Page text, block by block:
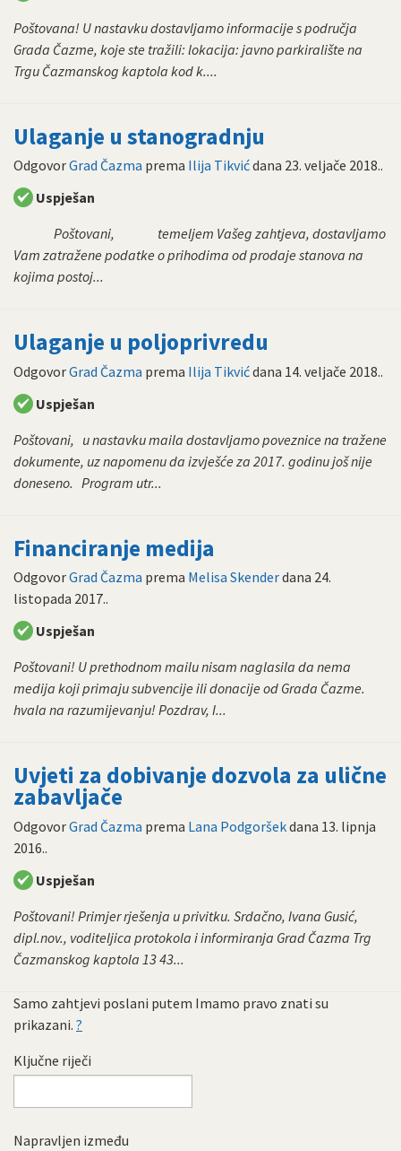
Poštovana! U nastavku dostavljamo informacije s područja
Grada Čazme, koje ste tražili: lokacija: javno parkiralište na
Trgu Čazmanskog kaptola kod k....
Ulaganje u stanogradnju
OdgovorGrad Čazma prema Ilija Tikvićdana 23. veljače 2018..
Uspješan
Poštovani, temeljem Vašeg zahtjeva, dostavljamo
Vam zatražene podatke o prihodima od prodaje stanova na
kojima postoj...
Ulaganje u poljoprivredu
OdgovorGrad Čazma prema Ilija Tikvićdana 14. veljače 2018..
Uspješan
Poštovani, u nastavku maila dostavljamo poveznice na tražene
dokumente, uz napomenu da izvješće za 2017. godinu još nije
doneseno. Program utr...
Financiranje medija
OdgovorGrad Čazma prema Melisa Skenderdana 24.
listopada 2017..
Uspješan
Poštovani! U prethodnom mailu nisam naglasila da nema
medija koji primaju subvencije ili donacije od Grada Čazme.
hvala na razumijevanju! Pozdrav, I...
Uvjeti za dobivanje dozvola za ulične
zabavljače
OdgovorGrad Čazma prema Lana Podgoršekdana 13. lipnja
2016..
Uspješan
Poštovani! Primjer rješenja u privitku. Srdačno, Ivana Gusić,
dipl.nov., voditeljica protokola i informiranja Grad Čazma Trg
Čazmanskog kaptola 13 43...
Samo zahtjevi poslani putem Imamo pravo znati su
prikazani. ?
Ključne riječi
Napravljen između